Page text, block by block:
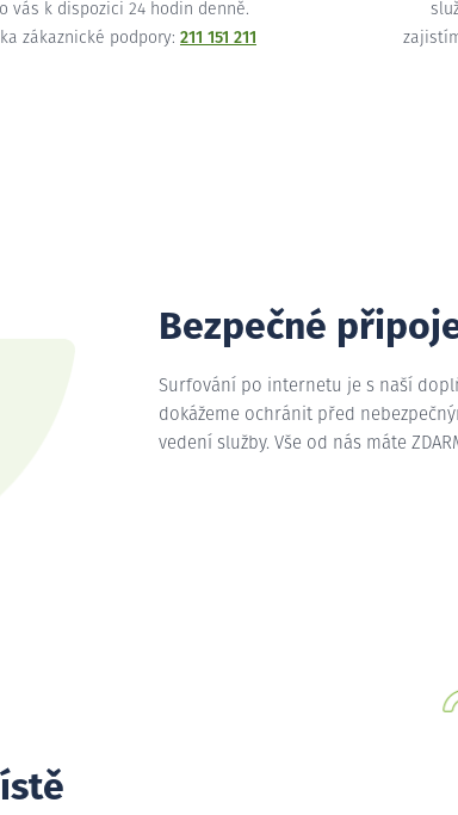
vás k dispozici 24 hodin denně.
zákaznické podpory: 211 151 211
Bezpečné
Surfování po internetu je s naší
dokážeme ochránit před
vedení služby. Vše od nás máte